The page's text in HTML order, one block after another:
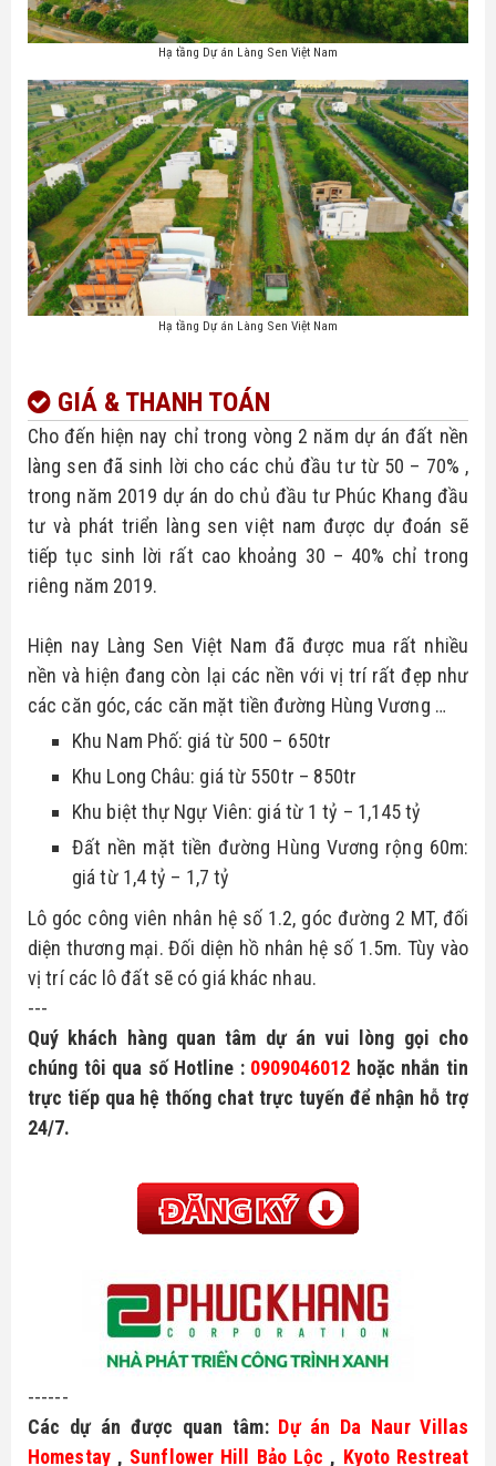
Hạ tầng Dự án Làng Sen Việt Nam
Hạ tầng Dự án Làng Sen Việt Nam
GIÁ & THANH TOÁN
Cho đến hiện nay chỉ trong vòng 2 năm dự án đất nền
làng sen đã sinh lời cho các chủ đầu tư từ 50 – 70% ,
trong năm 2019 dự án do chủ đầu tư Phúc Khang đầu
tư và phát triển làng sen việt nam được dự đoán sẽ
tiếp tục sinh lời rất cao khoảng 30 – 40% chỉ trong
riêng năm 2019.
Hiện nay Làng Sen Việt Nam đã được mua rất nhiều
nền và hiện đang còn lại các nền với vị trí rất đẹp như
các căn góc, các căn mặt tiền đường Hùng Vương …
Khu Nam Phố: giá từ 500 – 650tr
Khu Long Châu: giá từ 550tr – 850tr
Khu biệt thự Ngự Viên: giá từ 1 tỷ – 1,145 tỷ
Đất nền mặt tiền đường Hùng Vương rộng 60m:
giá từ 1,4 tỷ – 1,7 tỷ
Lô góc công viên nhân hệ số 1.2, góc đường 2 MT, đối
diện thương mại. Đối diện hồ nhân hệ số 1.5m. Tùy vào
vị trí các lô đất sẽ có giá khác nhau.
---
Quý khách hàng quan tâm dự án vui lòng gọi cho
chúng tôi qua số Hotline : 0909046012 hoặc nhắn tin
trực tiếp qua hệ thống chat trực tuyến để nhận hỗ trợ
24/7.
------
Các dự án được quan tâm: Dự án Da Naur Villas
Homestay , Sunflower Hill Bảo Lộc , Kyoto Restreat